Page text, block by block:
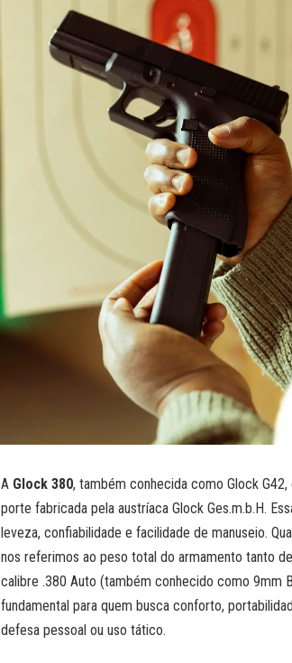
A Glock 380, também conhecida como Glock
porte fabricada pela austríaca Glock Ges.m.b.H.
leveza, confiabilidade e facilidade de manuseio.
nos referimos ao peso total do armamento tanto
calibre .380 Auto (também conhecido como 9mm
fundamental para quem busca conforto,
defesa pessoal ou uso tático.